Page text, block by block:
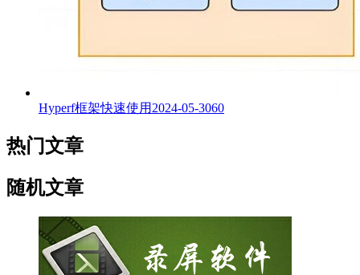
Hyperf框架快速使用 2024-05-3060
热门文章
随机文章